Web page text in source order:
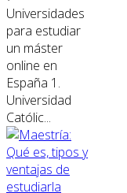
Universidades
para estudiar
un máster
online en
España 1.
Universidad
Católic...